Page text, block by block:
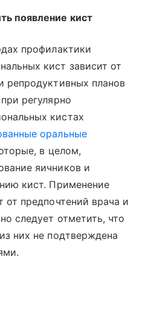
появление кист
профилактики
кист зависит от
репродуктивных планов
регулярно
кистах
оральные
в целом,
яичников и
кист. Применение
от предпочтений врача и
следует отметить, что
них не подтверждена